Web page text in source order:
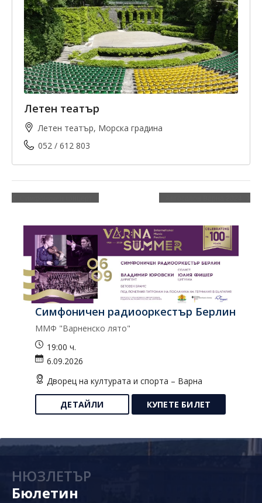
Летен театър
Летен театър, Морска градина
052 / 612 803
Симфоничен радиооркестър Берлин
ММФ "Варненско лято"
19:00 ч.
6.09.2026
Дворец на културата и спорта – Варна
ДЕТАЙЛИ КУПЕТЕ БИЛЕТ
НЮЗЛЕТЪР
Бюлетин